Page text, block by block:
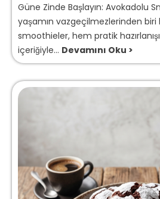
Güne Zinde Başlayın: Avokadolu
yaşamın vazgeçilmezlerinden biri
smoothieler, hem pratik
içeriğiyle... Devamını Oku >